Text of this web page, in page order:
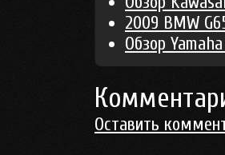
2009 BMW
Обзор
Оставить